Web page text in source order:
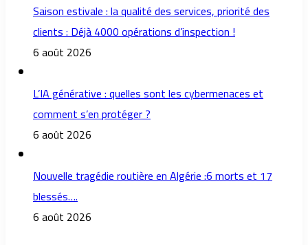
Saison estivale : la qualité des services, priorité des
clients : Déjà 4000 opérations d’inspection !
6 août 2026
L’IA générative : quelles sont les cybermenaces et
comment s’en protéger ?
6 août 2026
Nouvelle tragédie routière en Algérie :6 morts et 17
blessés….
6 août 2026